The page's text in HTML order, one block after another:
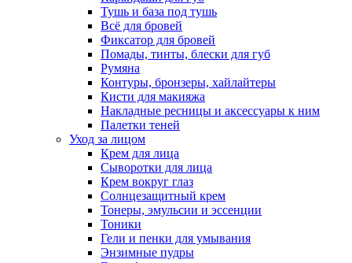
Тушь и база под тушь
Всё для бровей
Фиксатор для бровей
Помады, тинты, блески для губ
Румяна
Контуры, бронзеры, хайлайтеры
Кисти для макияжа
Накладные ресницы и аксессуары к ним
Палетки теней
Уход за лицом
Крем для лица
Сыворотки для лица
Крем вокруг глаз
Солнцезащитный крем
Тонеры, эмульсии и эссенции
Тоники
Гели и пенки для умывания
Энзимные пудры